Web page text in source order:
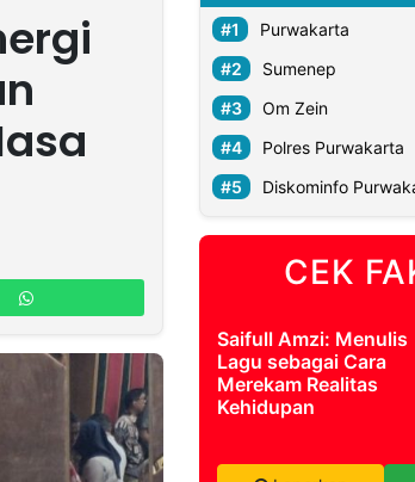
Purwakarta
Sumenep
Om Zein
Polres Purwakarta
Diskominfo
CEK
Saifull Amzi: Menulis
Lagu sebagai Cara
Merekam Realitas
Kehidupan